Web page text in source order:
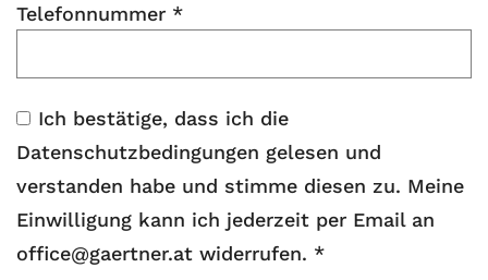
Telefonnummer *
Ich bestätige, dass ich die
Datenschutzbedingungen gelesen und
verstanden habe und stimme diesen zu. Meine
Einwilligung kann ich jederzeit per Email an
office@gaertner.at widerrufen. *